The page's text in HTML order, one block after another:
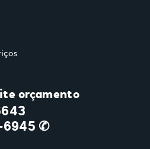
orçamento
6945 ✆